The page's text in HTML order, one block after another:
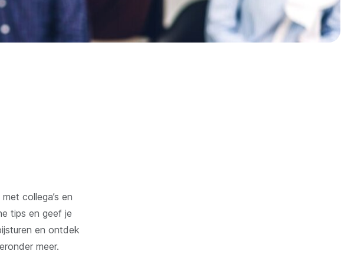
collega’s en
tips en geef je
en ontdek
meer.